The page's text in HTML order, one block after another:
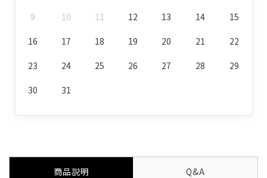
9 10 11 12 13 14 15
16 17 18 19 20 21 22
23 24 25 26 27 28 29
30 31
商品説明 Q&A